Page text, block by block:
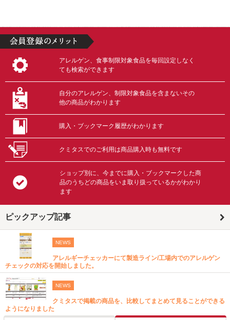
アレルゲン、食事制限対象食品を毎回設定しなく
ても検索ができます
自分のアレルゲン、制限対象食品を含まないその
他の商品がわかります
購入・ブックマーク履歴がわかります
クミタスでのご利用は商品購入時も無料です
ショップ別に、今までに購入・ブックマークした商
品のうちどの商品をいま取り扱っているかがわかり
ます
ピックアップ記事
NEWS
アレルギーチェッカーにて製造ライン/工場内でのアレルゲン
チェックの対応を開始しました。
NEWS
クミタスで掲載の商品を、比較してまとめて見ることができる
ようになりました